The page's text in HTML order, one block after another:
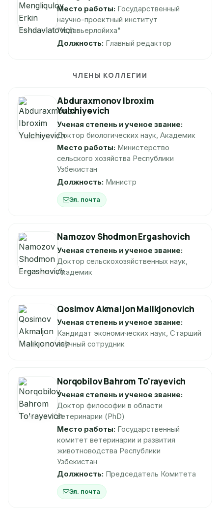
Место работы: Государственный
научно-проектный институт
"Уздавьерлойиха"
Должность: Главный редактор
ЧЛЕНЫ КОЛЛЕГИИ
Abduraxmonov Ibroxim
Yulchiyevich
Ученая степень и ученое звание:
Доктор биологических наук, Академик
Место работы: Министерство
сельского хозяйства Республики
Узбекистан
Должность: Министр
Эл. почта
Namozov Shodmon Ergashovich
Ученая степень и ученое звание:
Доктор сельскохозяйственных наук,
Aкадемик
Qosimov Akmaljon Malikjonovich
Ученая степень и ученое звание:
Кандидат экономических наук, Старший
научный сотрудник
Norqobilov Bahrom To'rayevich
Ученая степень и ученое звание:
Доктор философии в области
ветеринарии (PhD)
Место работы: Государственный
комитет ветеринарии и развития
животноводства Республики
Узбекистан
Должность: Председатель Комитета
Эл. почта